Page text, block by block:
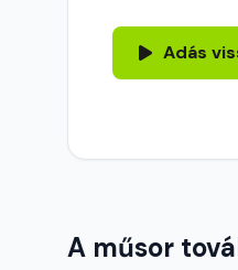
Adás
A műsor